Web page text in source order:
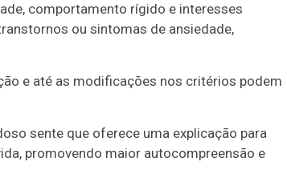
comportamento rígido e interesses
ou sintomas de ansiedade,
e até as modificações nos critérios podem
sente que oferece uma explicação para
promovendo maior autocompreensão e